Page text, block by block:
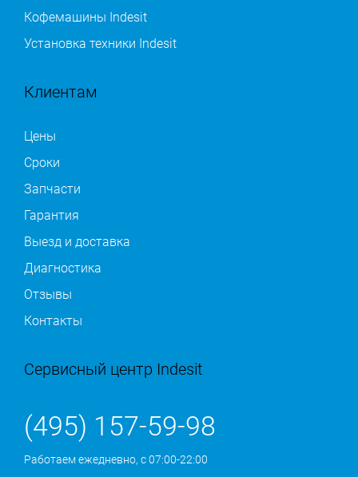
Кофемашины Indesit
Установка техники Indesit
Клиентам
Цены
Сроки
Запчасти
Гарантия
Выезд и доставка
Диагностика
Отзывы
Контакты
Сервисный центр Indesit
(495) 157-59-98
Работаем ежедневно, с 07:00-22:00